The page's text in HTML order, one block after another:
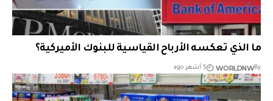
ما الذي تعكسه الأرباح القياسية للبنوك الأميركية؟
By
WORLDNW 5 أشهر ago